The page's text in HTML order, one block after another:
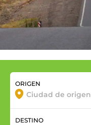
ORIGEN
DESTINO